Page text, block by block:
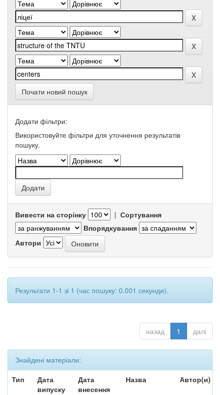
Почати новий пошук
Додати фільтри:
Використовуйте фільтри для уточнення результатів
пошуку.
Вивести на сторінку | Сортування
Впорядкування
Автори
Результати 1-1 зі 1 (час пошуку: 0.001 секунди).
назад 1 далі
Знайдені матеріали:
Тип
Дата
випуску
Дата
внесення
Назва Автор(и)